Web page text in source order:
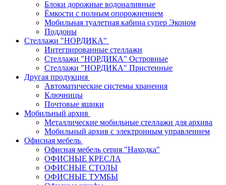
Блоки дорожные водоналивные
Ёмкости с полным опорожнением
Мобильная туалетная кабина супер Эконом
Поддоны
Стеллажи "НОРДИКА"
Интегрированные стеллажи
Стеллажи "НОРДИКА" Островные
Стеллажи "НОРДИКА" Пристенные
Другая продукция
Автоматические системы хранения
Ключницы
Почтовые ящики
Мобильный архив
Металлические мобильные стеллажи для архива
Мобильный архив с электронным управлением
Офисная мебель
Офисная мебель серия "Находка"
ОФИСНЫЕ КРЕСЛА
ОФИСНЫЕ СТОЛЫ
ОФИСНЫЕ ТУМБЫ